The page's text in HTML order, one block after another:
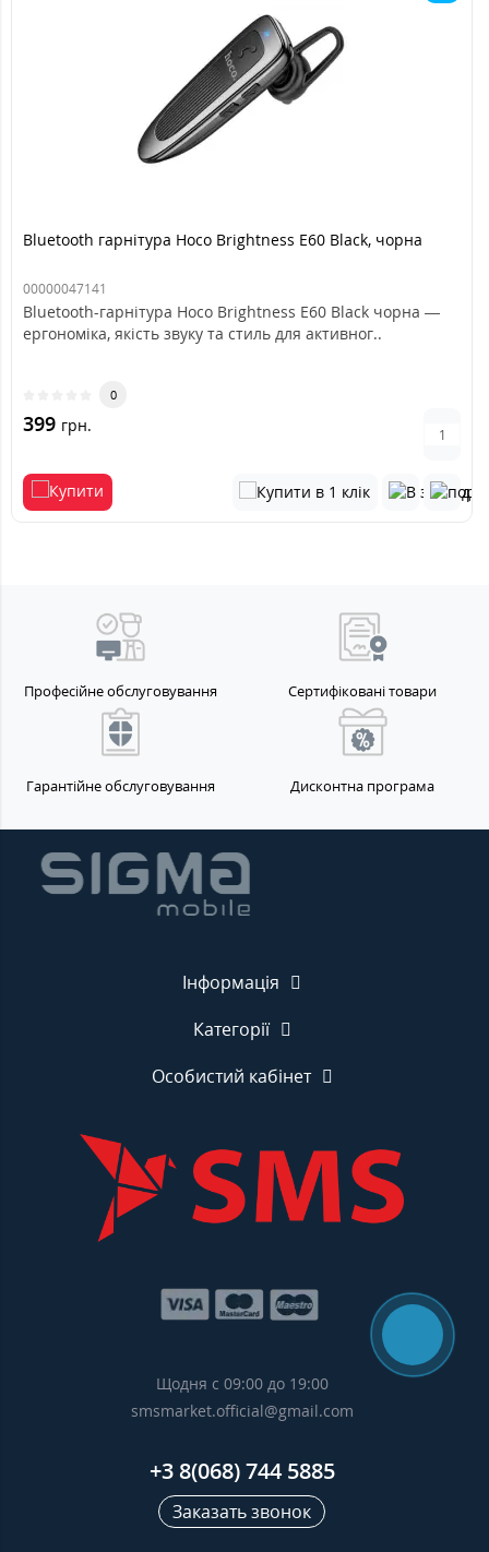
Bluetooth гарнітура Hoco Brightness E60 Black, чорна
00000047141
Bluetooth-гарнітура Hoco Brightness E60 Black чорна —
ергономіка, якість звуку та стиль для активног..
0
399 грн.
Професійне обслуговування Сертифіковані товари
Гарантійне обслуговування Дисконтна програма
Інформація
Категорії
Особистий кабінет
Щодня с 09:00 до 19:00
smsmarket.official@gmail.com
+3 8(068) 744 5885
Заказать звонок